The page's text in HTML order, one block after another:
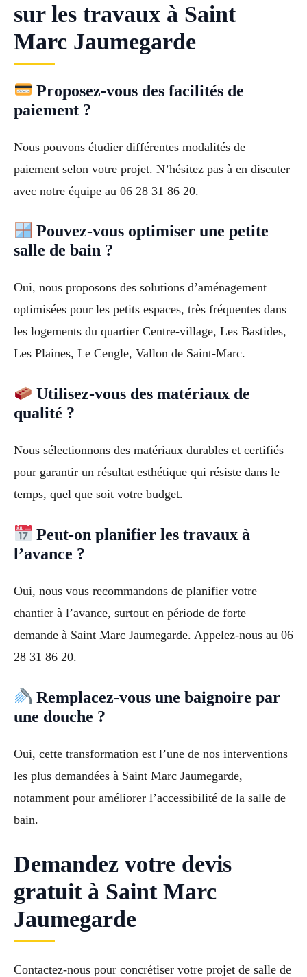
sur les travaux à Saint
Marc Jaumegarde
Proposez-vous des facilités de
paiement ?
Nous pouvons étudier différentes modalités de
paiement selon votre projet. N’hésitez pas à en discuter
avec notre équipe au 06 28 31 86 20.
Pouvez-vous optimiser une petite
salle de bain ?
Oui, nous proposons des solutions d’aménagement
optimisées pour les petits espaces, très fréquentes dans
les logements du quartier Centre-village, Les Bastides,
Les Plaines, Le Cengle, Vallon de Saint-Marc.
Utilisez-vous des matériaux de
qualité ?
Nous sélectionnons des matériaux durables et certifiés
pour garantir un résultat esthétique qui résiste dans le
temps, quel que soit votre budget.
Peut-on planifier les travaux à
l’avance ?
Oui, nous vous recommandons de planifier votre
chantier à l’avance, surtout en période de forte
demande à Saint Marc Jaumegarde. Appelez-nous au 06
28 31 86 20.
Remplacez-vous une baignoire par
une douche ?
Oui, cette transformation est l’une de nos interventions
les plus demandées à Saint Marc Jaumegarde,
notamment pour améliorer l’accessibilité de la salle de
bain.
Demandez votre devis
gratuit à Saint Marc
Jaumegarde
Contactez-nous pour concrétiser votre projet de salle de